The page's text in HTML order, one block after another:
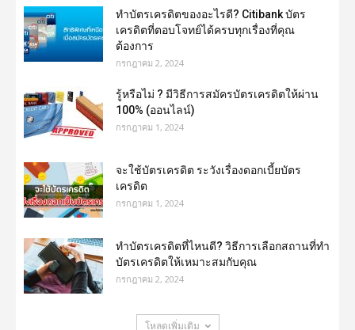
ทำบัตรเครดิตของอะไรดี? Citibank บัตร
เครดิตที่ตอบโจทย์ได้ครบทุกเรื่องที่คุณ
ต้องการ
กรกฎาคม 2, 2024
รู้หรือไม่ ? มีวิธีการสมัครบัตรเครดิตให้ผ่าน
100% (ออนไลน์)
กรกฎาคม 1, 2024
จะใช้บัตรเครดิต ระวังเรื่องดอกเบี้ยบัตร
เครดิต
กรกฎาคม 1, 2024
ทําบัตรเครดิตที่ไหนดี? วิธีการเลือกสถานที่ทำ
บัตรเครดิตให้เหมาะสมกับคุณ
กรกฎาคม 2, 2024
โหลดเพิ่มเติม